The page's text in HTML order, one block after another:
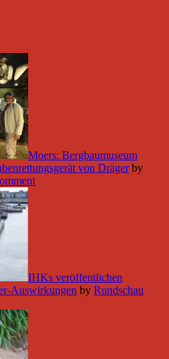
Moers: Bergbaumuseum
von Dräger by
IHKs veröffentlichen
Auswirkungen by Rundschau